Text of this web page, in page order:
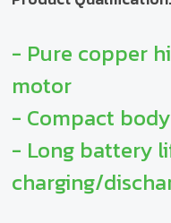
- Pure copper
motor
- Compact
- Long battery
charging/